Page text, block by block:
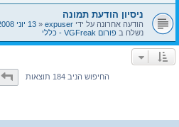
ניסיון הודעת תמונה
הודעה אחרונה על ידי expuser
« 13 יוני 2008, 18:22
נשלח ב פורום VGFreak - כללי
החיפוש הניב 184 תוצאות דף10מתוך10